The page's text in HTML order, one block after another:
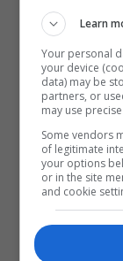
عن شروط
Learn
Your personal
your device
data) may be
partners, or
may use
Some vendors
of legitimate
your options
or in the site
and cookie